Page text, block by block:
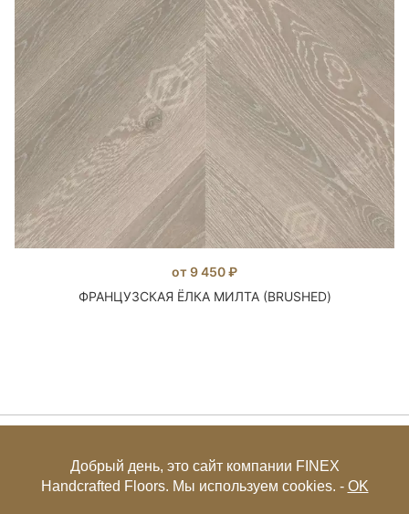
от 9 450 ₽
ФРАНЦУЗСКАЯ ЁЛКА МИЛТА (BRUSHED)
Добрый день, это сайт компании FINEX
Handcrafted Floors. Мы используем cookies. - OK